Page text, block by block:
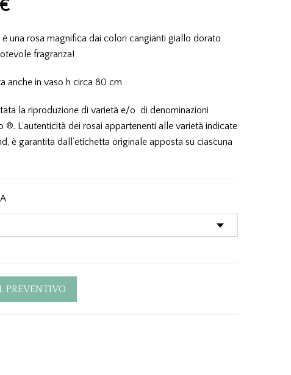
una rosa magnifica dai colori cangianti giallo dorato
fragranza!
anche in vaso h circa 80 cm
la riproduzione di varietà e/o di denominazioni
L’autenticità dei rosai appartenenti alle varietà indicate
è garantita dall’etichetta originale apposta su ciascuna
PREVENTIVO